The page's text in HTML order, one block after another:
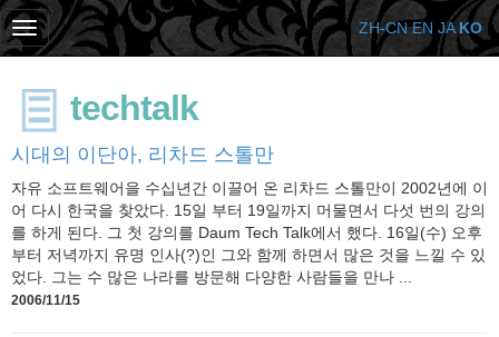
techtalk
시대의 이단아, 리차드 스톨만
자유 소프트웨어을 수십년간 이끌어 온 리차드 스톨만이 2002년에 이
어 다시 한국을 찾았다. 15일 부터 19일까지 머물면서 다섯 번의 강의
를 하게 된다. 그 첫 강의를 Daum Tech Talk에서 했다. 16일(수) 오후
부터 저녁까지 유명 인사(?)인 그와 함께 하면서 많은 것을 느낄 수 있
었다. 그는 수 많은 나라를 방문해 다양한 사람들을 만나 ...
2006/11/15
ZH-CN EN JA KO